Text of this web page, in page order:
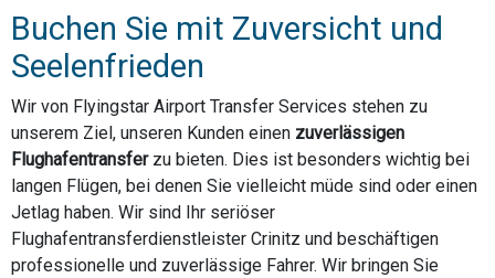
Buchen Sie mit Zuversicht und
Seelenfrieden
Wir von Flyingstar Airport Transfer Services stehen zu
unserem Ziel, unseren Kunden einen zuverlässigen
Flughafentransferzu bieten. Dies ist besonders wichtig bei
langen Flügen, bei denen Sie vielleicht müde sind oder einen
Jetlag haben. Wir sind Ihr seriöser
Flughafentransferdienstleister Crinitz und beschäftigen
professionelle und zuverlässige Fahrer. Wir bringen Sie